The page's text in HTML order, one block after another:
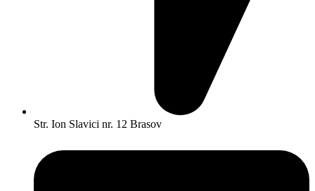
Str. Ion Slavici nr. 12 Brasov